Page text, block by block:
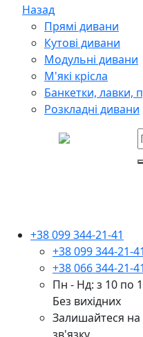
Назад
Прямі дивани
Кутові дивани
Модульні дивани
М'які крісла
Банкетки, лавки,
Розкладні дивани
+38 099 344-21-41
+38 099 344-21-41
+38 066 344-21-41
Пн - Нд: з 10 по
Без вихідних
Залишайтеся на